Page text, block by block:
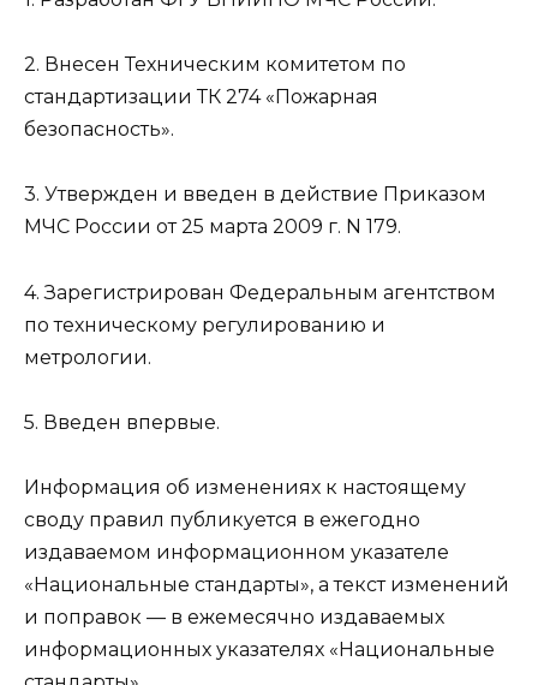
2. Внесен Техническим комитетом по
стандартизации ТК 274 «Пожарная
безопасность».
3. Утвержден и введен в действие Приказом
МЧС России от 25 марта 2009 г. N 179.
4. Зарегистрирован Федеральным агентством
по техническому регулированию и
метрологии.
5. Введен впервые.
Информация об изменениях к настоящему
своду правил публикуется в ежегодно
издаваемом информационном указателе
«Национальные стандарты», а текст изменений
и поправок — в ежемесячно издаваемых
информационных указателях «Национальные